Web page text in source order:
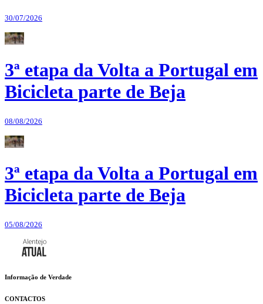
30/07/2026
3ª etapa da Volta a Portugal em
Bicicleta parte de Beja
08/08/2026
3ª etapa da Volta a Portugal em
Bicicleta parte de Beja
05/08/2026
Informação de Verdade
CONTACTOS